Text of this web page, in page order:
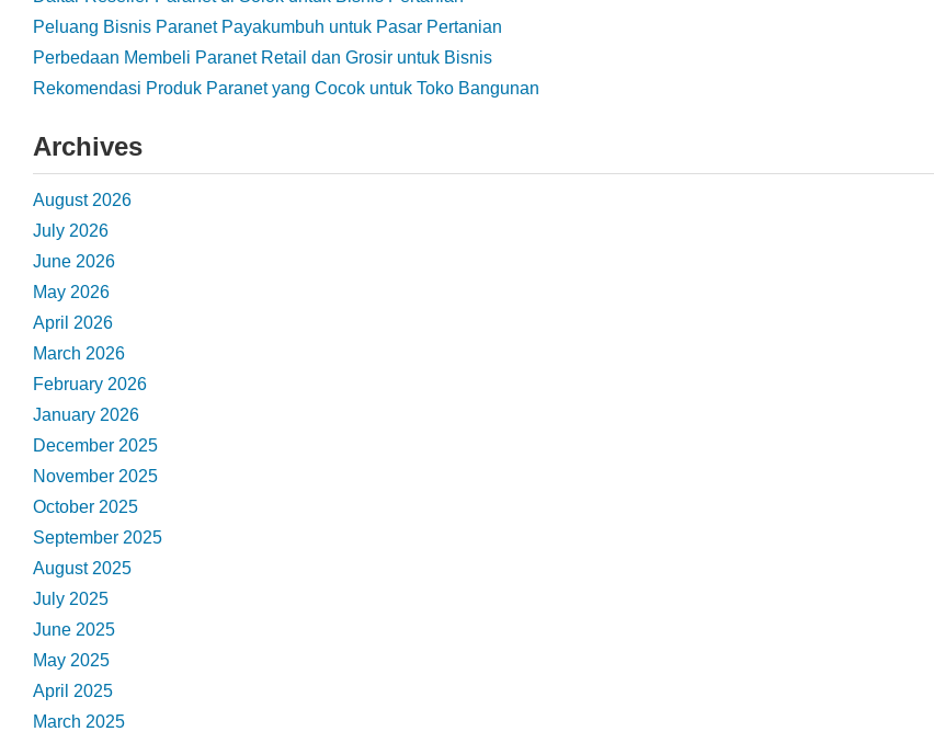
Peluang Bisnis Paranet Payakumbuh untuk Pasar Pertanian
Perbedaan Membeli Paranet Retail dan Grosir untuk Bisnis
Rekomendasi Produk Paranet yang Cocok untuk Toko Bangunan
Archives
August 2026
July 2026
June 2026
May 2026
April 2026
March 2026
February 2026
January 2026
December 2025
November 2025
October 2025
September 2025
August 2025
July 2025
June 2025
May 2025
April 2025
March 2025